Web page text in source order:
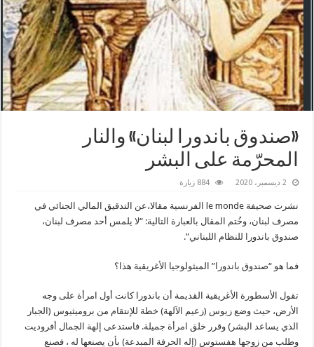
«صندوق باندورا لبنان» والنار
المحرّمة على البشر
2 ديسمبر، 2020 884 زيارة
نشرت صحيفة le monde الفرنسية مقالا،عن التدقيق المالي الجنائي في
مصرف لبنان، وخُتم المقال بالعبارة التالية: “لا يلمس أحد مصرف لبنان،
صندوق باندورا للنظام اللبناني”.
فما هو “صندوق باندورا” الميثولوجيا الأغريقية هذا؟
تقول الأسطورة الأغريقية القديمة أن باندورا كانت أول امرأة على وجه
الأرض، حيث وضع زيوس (زعيم الآلهة) خطة للإنتقام من بروميثيوس (الجبار
الذي يساعد البشر) وقرر خلق امرأة جميلة. فاستدعى إلهة الجمال أفروديت
وطلب من زوجها هفستوس (إله الحرفة المبدعة) بأن يصنعها له ، فصنع